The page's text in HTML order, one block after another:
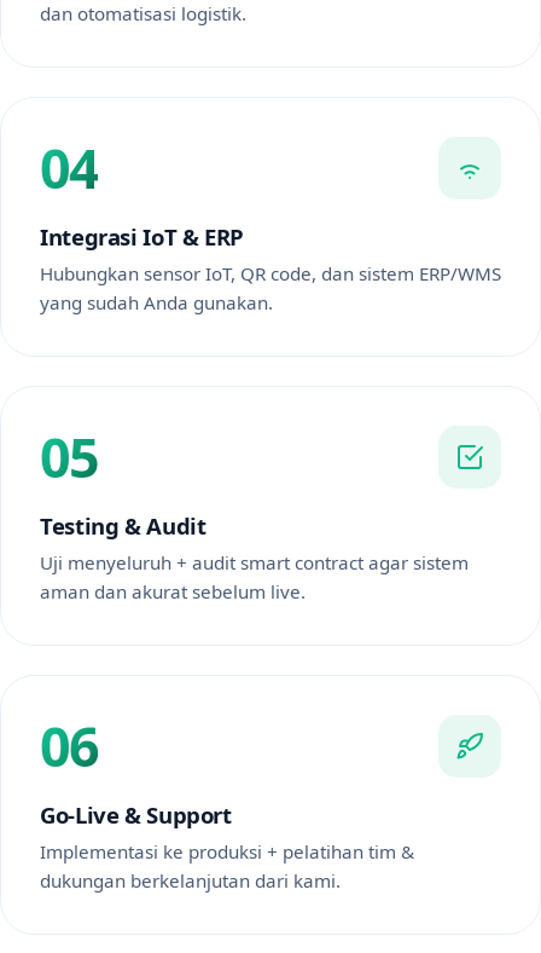
dan otomatisasi logistik.
04
Integrasi IoT & ERP
Hubungkan sensor IoT, QR code, dan sistem ERP/WMS
yang sudah Anda gunakan.
05
Testing & Audit
Uji menyeluruh + audit smart contract agar sistem
aman dan akurat sebelum live.
06
Go-Live & Support
Implementasi ke produksi + pelatihan tim &
dukungan berkelanjutan dari kami.